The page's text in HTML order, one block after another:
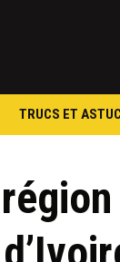
TRUCS ET